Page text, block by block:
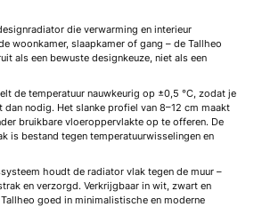
die verwarming en interieur
woonkamer, slaapkamer of gang – de Tallheo
als een bewuste designkeuze, niet als een
de temperatuur nauwkeurig op ±0,5 °C, zodat je
nodig. Het slanke profiel van 8–12 cm maakt
bruikbare vloeroppervlakte op te offeren. De
is bestand tegen temperatuurwisselingen en
houdt de radiator vlak tegen de muur –
en verzorgd. Verkrijgbaar in wit, zwart en
goed in minimalistische en moderne